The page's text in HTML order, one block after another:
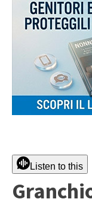
Listen to this